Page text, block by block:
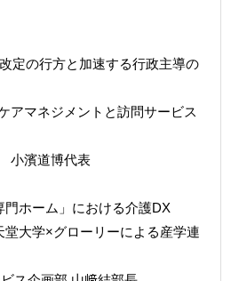
定の行方と加速する行政主導の
アマネジメントと訪問サービス
小濱道博代表
門ホーム」における介護DX
堂大学×グローリーによる産学連